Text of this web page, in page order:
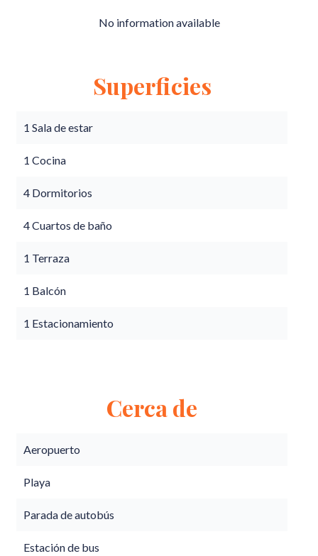
No information available
Superficies
1 Sala de estar
1 Cocina
4 Dormitorios
4 Cuartos de baño
1 Terraza
1 Balcón
1 Estacionamiento
Cerca de
Aeropuerto
Playa
Parada de autobús
Estación de bus